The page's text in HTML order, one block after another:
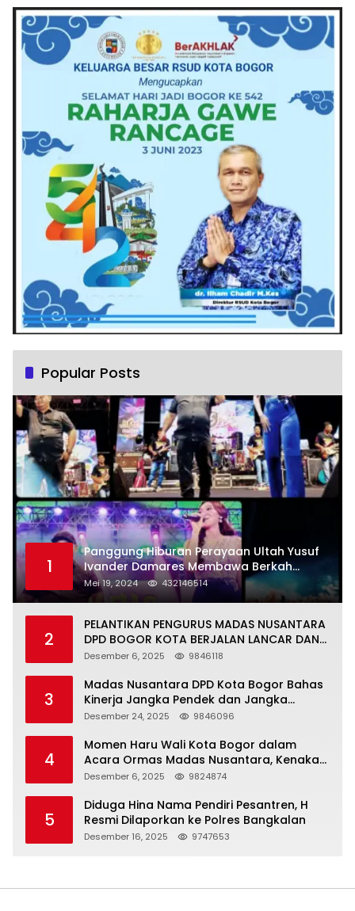
Popular Posts
1
Panggung Hiburan Perayaan Ultah Yusuf
Ivander Damares Membawa Berkah
Warga Kejapanan
Mei 19, 2024 432146514
2
PELANTIKAN PENGURUS MADAS NUSANTARA
DPD BOGOR KOTA BERJALAN LANCAR DAN
KHIDMAT
Desember 6, 2025 9846118
3
Madas Nusantara DPD Kota Bogor Bahas
Kinerja Jangka Pendek dan Jangka
Panjang
Desember 24, 2025 9846096
4
Momen Haru Wali Kota Bogor dalam
Acara Ormas Madas Nusantara, Kenakan
Peci Hitam Tinggi sebagai Simbol
Desember 6, 2025 9824874
5
Diduga Hina Nama Pendiri Pesantren, H
Resmi Dilaporkan ke Polres Bangkalan
Desember 16, 2025 9747653